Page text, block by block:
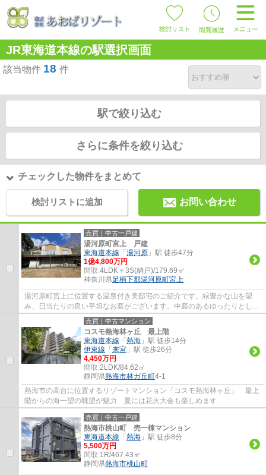
JR東海道本線の駅選択画面
該当物件 18 件
駅で絞り込む
さらに条件を絞り込む
チェックした物件をまとめて
検討リストに追加 お問い合わせ
売買｜中古一戸建
湯河原町宮上 戸建
東海道本線 「湯河原 」駅 徒歩47分
1億4,800万円
間取:4LDK＋3S(納戸)/179.69㎡
神奈川県 足柄下郡湯河原町宮上
湯河原町宮上に位置する温泉付き美邸宅のご紹介です。緑豊かな山を望
み、日当たりの良い平坦なお庭がございます。中庭のあるゆったりとした
4LDK＋3Sの間取り。4台駐車可能。
売買｜中古マンション
コスモ熱海林ヶ丘 最上階
東海道本線 「熱海 」駅 徒歩14分
伊東線 「来宮 」駅 徒歩26分
4,450万円
間取:2LDK/84.62㎡
静岡県熱海市林ガ丘町4-1
熱海市の高台に位置するリゾートマンション「コスモ熱海林ヶ丘」 最上
階からの海一望の眺望が魅力 夏には花火大会も楽しめます
売買｜中古一戸建
熱海市桃山町 売一棟マンション
東海道本線 「熱海 」駅 徒歩8分
5,500万円
間取:1R/467.43㎡
静岡県熱海市桃山町